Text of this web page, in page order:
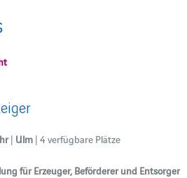
| Ulm | 4 verfügbare Plätze
für Erzeuger, Beförderer und Entsorger